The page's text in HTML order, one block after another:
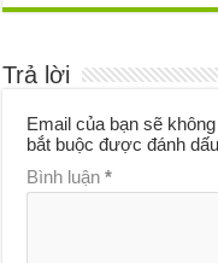
Trả lời
Email của bạn sẽ
bắt buộc được đánh
Bình luận*